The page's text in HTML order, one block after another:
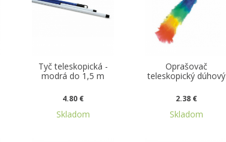
Tyč teleskopická -
modrá do 1,5 m
4.80 €
Skladom
Oprašovač
teleskopický dúhový
2.38 €
Skladom